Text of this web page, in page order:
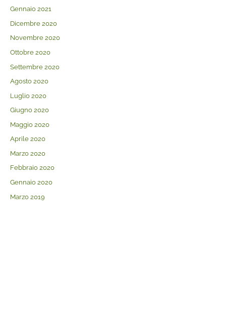
Gennaio 2021
Dicembre 2020
Novembre 2020
Ottobre 2020
Settembre 2020
Agosto 2020
Luglio 2020
Giugno 2020
Maggio 2020
Aprile 2020
Marzo 2020
Febbraio 2020
Gennaio 2020
Marzo 2019